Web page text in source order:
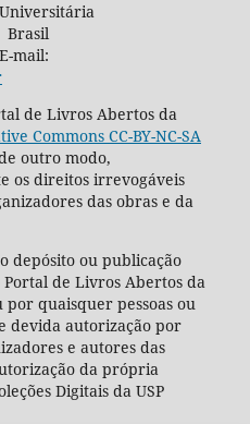
Brasil
mail:
de Livros Abertos da
Commons CC-BY-NC-SA
outro modo,
os direitos irrevogáveis
das obras e da
depósito ou publicação
Portal de Livros Abertos da
por quaisquer pessoas ou
devida autorização por
e autores das
da própria
Digitais da USP